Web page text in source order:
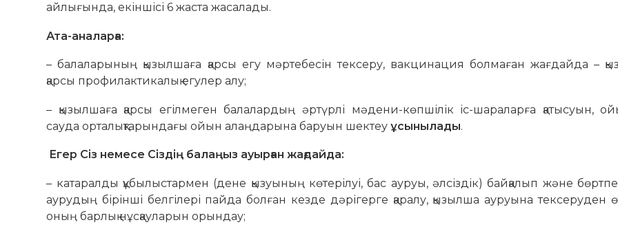
айлығында, екіншісі 6 жаста жасалады.
Ата-аналарға:
– балаларының қызылшаға қарсы егу мәртебесін тексеру, вакцинация болмаған жағдайда –
қарсы профилактикалық егулер алу;
– қызылшаға қарсы егілмеген балалардың әртүрлі мәдени-көпшілік іс-шараларға қатысуын,
сауда орталықтарындағы ойын алаңдарына баруын шектеу ұсынылады.
Егер Сіз немесе Сіздің балаңыз ауырған жағдайда:
– катаралды құбылыстармен (дене қызуының көтерілуі, бас ауруы, әлсіздік) байқалып және
аурудың бірінші белгілері пайда болған кезде дәрігерге қаралу, қызылша ауруына тексеруден
оның барлық нұсқауларын орындау;